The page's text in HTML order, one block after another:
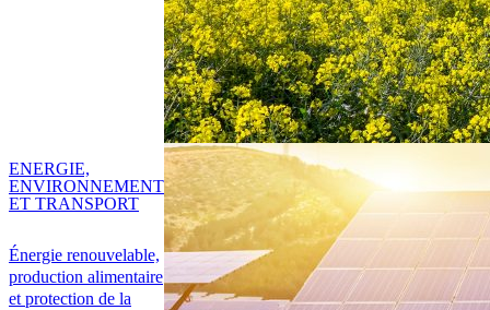
Énergie renouvelable,
production alimentaire
et protection de la
ENERGIE,
ENVIRONNEMENT
ET TRANSPORT